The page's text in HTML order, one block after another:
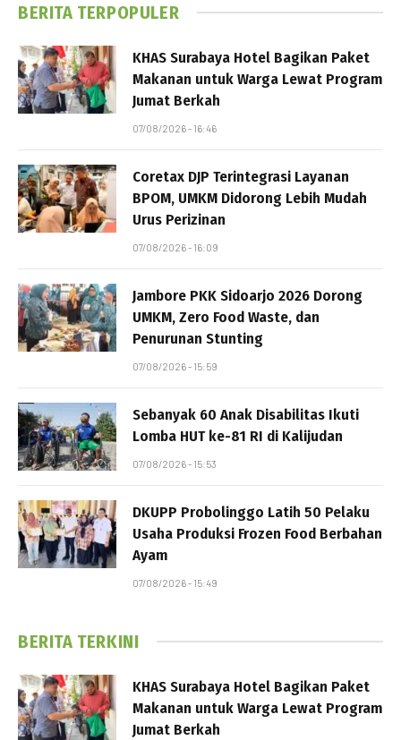
BERITA TERPOPULER
KHAS Surabaya Hotel Bagikan Paket
Makanan untuk Warga Lewat Program
Jumat Berkah
07/08/2026 - 16:46
Coretax DJP Terintegrasi Layanan
BPOM, UMKM Didorong Lebih Mudah
Urus Perizinan
07/08/2026 - 16:09
Jambore PKK Sidoarjo 2026 Dorong
UMKM, Zero Food Waste, dan
Penurunan Stunting
07/08/2026 - 15:59
Sebanyak 60 Anak Disabilitas Ikuti
Lomba HUT ke-81 RI di Kalijudan
07/08/2026 - 15:53
DKUPP Probolinggo Latih 50 Pelaku
Usaha Produksi Frozen Food Berbahan
Ayam
07/08/2026 - 15:49
BERITA TERKINI
KHAS Surabaya Hotel Bagikan Paket
Makanan untuk Warga Lewat Program
Jumat Berkah